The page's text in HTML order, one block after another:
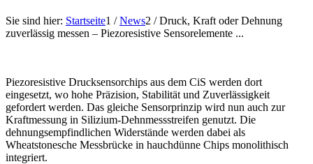
Sie sind hier: Startseite1 / News2 / Druck, Kraft oder Dehnung
zuverlässig messen – Piezoresistive Sensorelemente ...
Piezoresistive Drucksensorchips aus dem CiS werden dort
eingesetzt, wo hohe Präzision, Stabilität und Zuverlässigkeit
gefordert werden. Das gleiche Sensorprinzip wird nun auch zur
Kraftmessung in Silizium-Dehnmessstreifen genutzt. Die
dehnungsempfindlichen Widerstände werden dabei als
Wheatstonesche Messbrücke in hauchdünne Chips monolithisch
integriert.